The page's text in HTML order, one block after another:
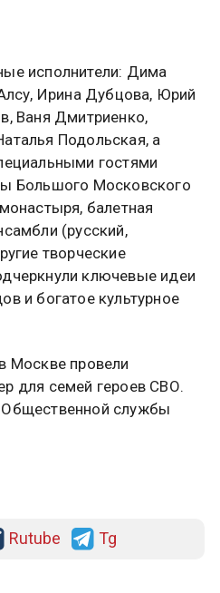
исполнители: Дима
Ирина Дубцова, Юрий
Ваня Дмитриенко,
Подольская, а
гостями
Большого Московского
балетная
(русский,
творческие
ключевые идеи
и богатое культурное
Москве провели
для семей героев СВО.
Общественной службы
Rutube Tg